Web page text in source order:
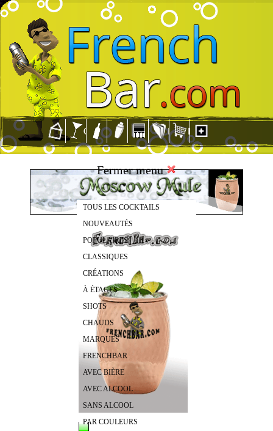
Fermer menu
TOUS LES COCKTAILS
NOUVEAUTÉS
POPULAIRES
CLASSIQUES
CRÉATIONS
À ÉTAGES
SHOTS
CHAUDS
MARQUES
FRENCHBAR
AVEC BIÈRE
AVEC ALCOOL
SANS ALCOOL
PAR COULEURS